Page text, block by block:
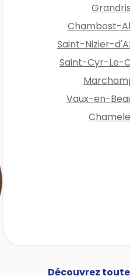
Chambost-
Saint-Nizier-
Saint-Cyr-Le-
Vaux-en-
Découvrez